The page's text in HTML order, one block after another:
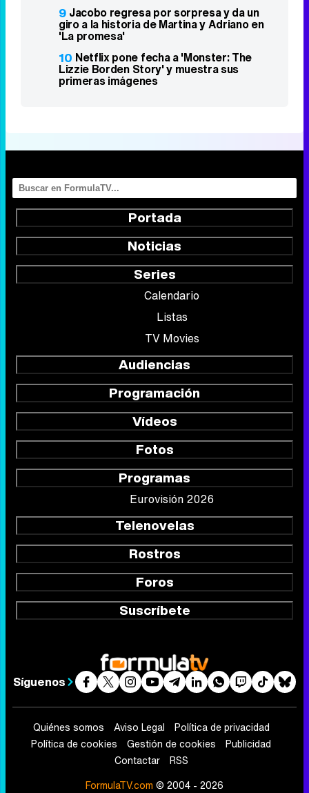
9 Jacobo regresa por sorpresa y da un
giro a la historia de Martina y Adriano en
'La promesa'
10 Netflix pone fecha a 'Monster: The
Lizzie Borden Story' y muestra sus
primeras imágenes
Portada
Noticias
Series
Calendario
Listas
TV Movies
Audiencias
Programación
Vídeos
Fotos
Programas
Eurovisión 2026
Telenovelas
Rostros
Foros
Suscríbete
Síguenos
Quiénes somos Aviso Legal
Política de privacidad
Política de cookies
Gestión de cookies
Publicidad
Contactar
RSS
FormulaTV.com © 2004 - 2026